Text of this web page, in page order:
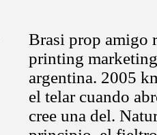
Brasi prop amigo
printing
argentina. 2005
el telar cuando
cree una del.